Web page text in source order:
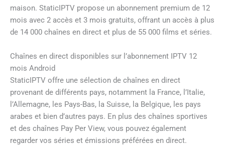
maison. StaticIPTV propose un abonnement premium de 12
mois avec 2 accès et 3 mois gratuits, offrant un accès à plus
de 14 000 chaînes en direct et plus de 55 000 films et séries.
Chaînes en direct disponibles sur l’abonnement IPTV 12
mois Android
StaticIPTV offre une sélection de chaînes en direct
provenant de différents pays, notamment la France, l’Italie,
l’Allemagne, les Pays-Bas, la Suisse, la Belgique, les pays
arabes et bien d’autres pays. En plus des chaînes sportives
et des chaînes Pay Per View, vous pouvez également
regarder vos séries et émissions préférées en direct.